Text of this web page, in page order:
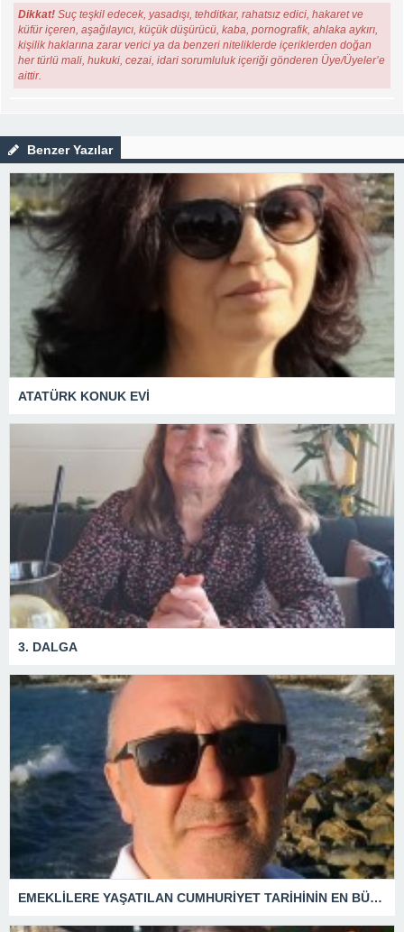
Dikkat! Suç teşkil edecek, yasadışı, tehditkar, rahatsız edici, hakaret ve
küfür içeren, aşağılayıcı, küçük düşürücü, kaba, pornografik, ahlaka aykırı,
kişilik haklarına zarar verici ya da benzeri niteliklerde içeriklerden doğan
her türlü mali, hukuki, cezai, idari sorumluluk içeriği gönderen Üye/Üyeler’e
aittir.
Benzer Yazılar
ATATÜRK KONUK EVİ
3. DALGA
EMEKLİLERE YAŞATILAN CUMHURİYET TARİHİNİN EN BÜYÜK ZULMÜNÜN DERİN ANALİZİ !